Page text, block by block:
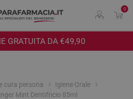
0
GRATUITA DA €49,90
cura persona
Igiene Orale
Mint Dentifricio 85ml